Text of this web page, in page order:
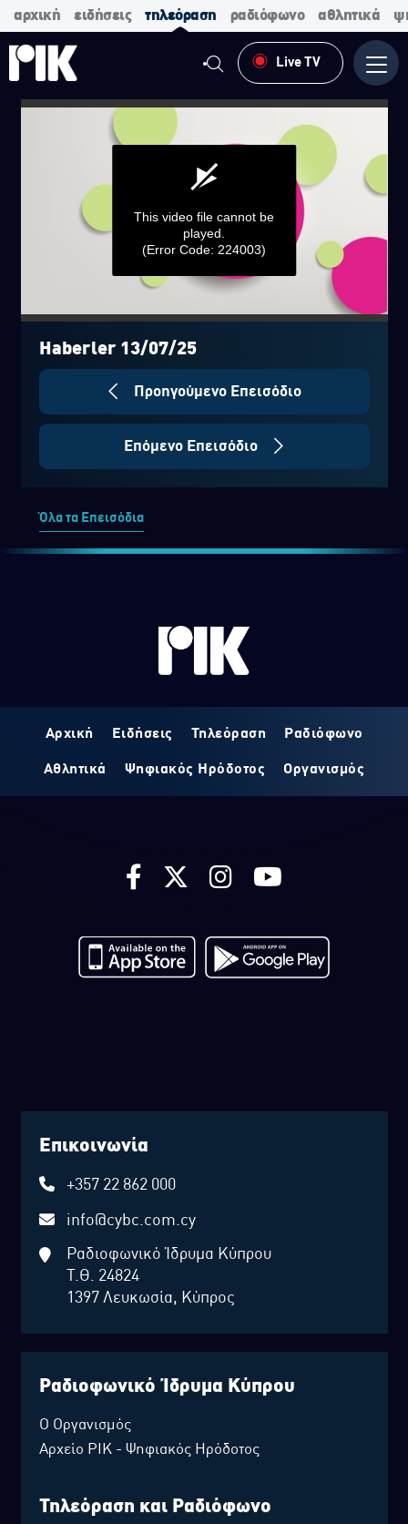
αρχική ειδήσεις τηλεόραση ραδιόφωνο αθλητικά
Live TV
0
seconds
seconds
This video file cannot be
played.
(Error Code: 224003)
Haberler 13/07/25
Προηγούμενο Επεισόδιο
Επόμενο Επεισόδιο
Όλα τα Επεισόδια
Αρχική Ειδήσεις Τηλεόραση Ραδιόφωνο
Αθλητικά Ψηφιακός Ηρόδοτος Οργανισμός
Επικοινωνία
+357 22 862 000
info@cybc.com.cy
Ραδιοφωνικό Ίδρυμα Κύπρου
Τ.Θ. 24824
1397 Λευκωσία, Κύπρος
Ραδιοφωνικό Ίδρυμα Κύπρου
Ο Οργανισμός
Αρχείο ΡΙΚ - Ψηφιακός Ηρόδοτος
Τηλεόραση και Ραδιόφωνο